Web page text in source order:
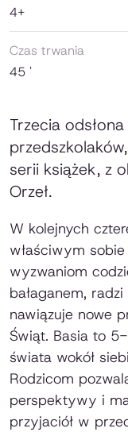
4+
Czas trwania
45 '
Trzecia
serii książek, z
Orzeł.
W kolejnych
właściwym
wyzwaniom
bałaganem,
nawiązuje nowe
Świąt. Basia to
świata wokół
Rodzicom
perspektywy i
przyjaciół w